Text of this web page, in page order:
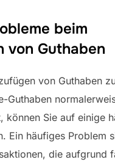
beim
von Guthaben
von Guthaben
Guthaben
können Sie auf einige
Ein häufiges Problem
die aufgrund